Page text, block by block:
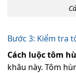
Bước 3: Kiểm tra
Cách luộc tôm
khâu này. Tôm